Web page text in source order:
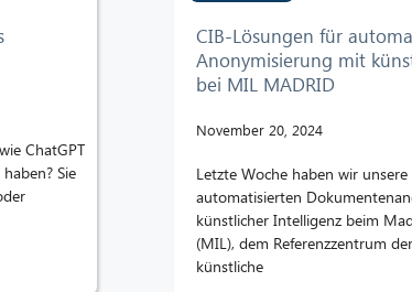
ChatGPT
Sie
CIB-Lösungen für
Anonymisierung mit
bei MIL MADRID
November 20, 2024
Letzte Woche haben wir
automatisierten
künstlicher Intelligenz beim
(MIL), dem Referenzzentrum
künstliche